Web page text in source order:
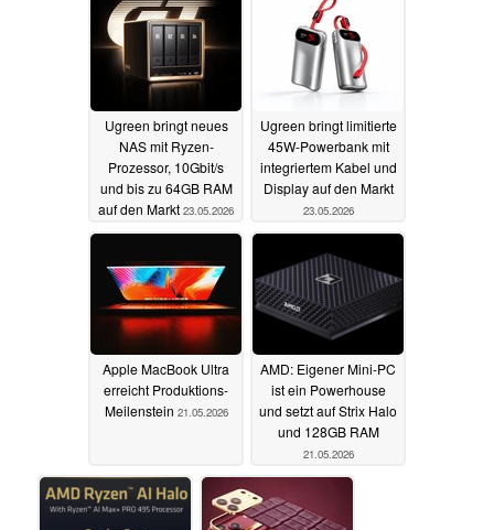
Ugreen bringt neues
NAS mit Ryzen-
Prozessor, 10Gbit/s
und bis zu 64GB RAM
auf den Markt 23.05.2026
Ugreen bringt limitierte
45W-Powerbank mit
integriertem Kabel und
Display auf den Markt
23.05.2026
Apple MacBook Ultra
erreicht Produktions-
Meilenstein 21.05.2026
AMD: Eigener Mini-PC
ist ein Powerhouse
und setzt auf Strix Halo
und 128GB RAM
21.05.2026